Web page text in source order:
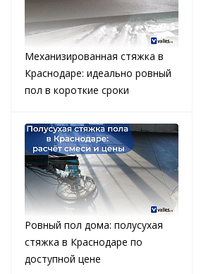
Механизированная стяжка в
Краснодаре: идеально ровный
пол в короткие сроки
Ровный пол дома: полусухая
стяжка в Краснодаре по
доступной цене